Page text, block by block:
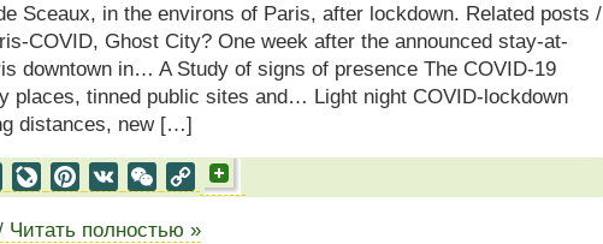
Sceaux, in the environs of Paris, after lockdown. Related posts /
COVID, Ghost City? One week after the announced stay-at-
downtown in… A Study of signs of presence The COVID-19
places, tinned public sites and… Light night COVID-lockdown
distances, new […]
LiveJournal
Pinterest
VK WeChat
Copy
Читать полностью »